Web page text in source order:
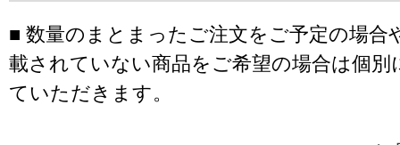
■ 数量のまとまったご注文をご予定の場合
載されていない商品をご希望の場合は個別
ていただきます。